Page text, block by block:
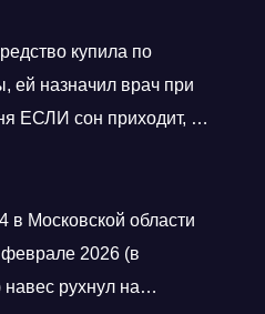
купила по
ей назначил врач при
ЕСЛИ сон приходит, то
хорошо помогает,
утром встаю без
чувствую себя
с отличным
в Московской области
2026 (в
рухнул на